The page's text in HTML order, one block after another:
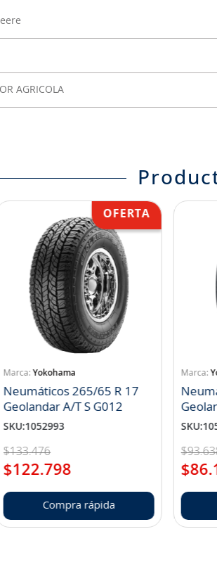
AGRICOLA
Yokohama
Neumáticos 265/65 R 17
Geolandar A/T S G012
SKU:1052993
$133.476
$122.798
Compra rápida
SKU:
$93.
$86.